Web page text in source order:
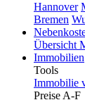
Hannover
Bremen
Übersicht
Immobilien
Tools
Immobilie
Preise A-F